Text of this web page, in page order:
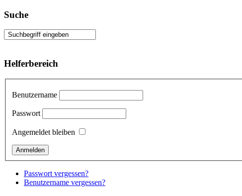
Suche
Helferbereich
Benutzername
Passwort
Angemeldet bleiben
Passwort vergessen?
Benutzername vergessen?